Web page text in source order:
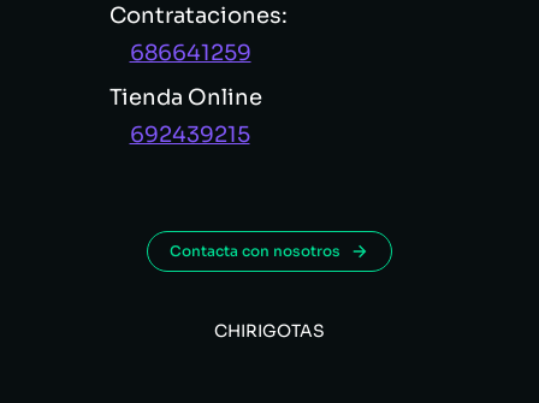
Contrataciones:
686641259
Tienda Online
692439215
Contacta con nosotros
CHIRIGOTAS